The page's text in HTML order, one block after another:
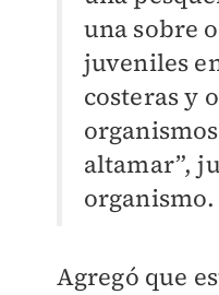
una sobre
juveniles
costeras y
altamar”,
organismo.
Agregó que